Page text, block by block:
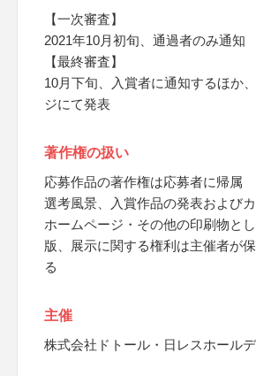
【一次審査】
2021年10月初旬、通過者のみ通知
【最終審査】
10月下旬、入賞者に通知するほか
ジにて発表
著作権の扱い
応募作品の著作権は応募者に帰属
選考風景、入賞作品の発表および
ホームページ・その他の印刷物と
版、展示に関する権利は主催者が
る
主催
株式会社ドトール・日レスホール